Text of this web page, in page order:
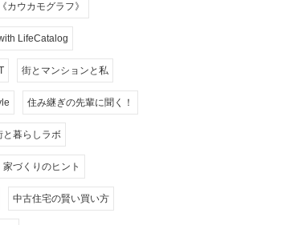
カウカモグラフ》
LifeCatalog
街とマンションと私
住み継ぎの先輩に聞く！
と暮らしラボ
家づくりのヒント
中古住宅の賢い買い方